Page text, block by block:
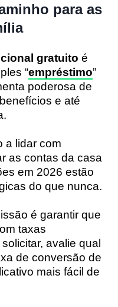
para as
gratuito é
“empréstimo”
poderosa de
e até
a lidar com
as contas da casa
em 2026 estão
do que nunca.
é garantir que
taxas
avalie qual
de conversão de
mais fácil de